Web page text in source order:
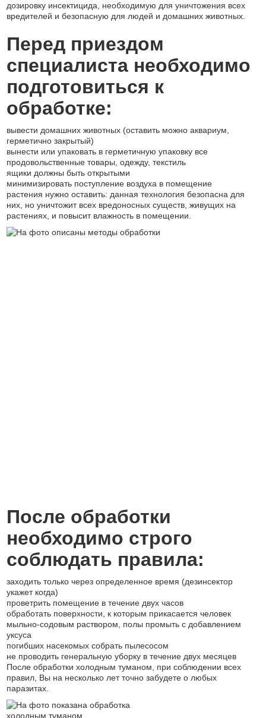
дозировку инсектицида, необходимую для уничтожения всех
вредителей и безопасную для людей и домашних животных.
Перед приездом
специалиста необходимо
подготовиться к
обработке:
вывести домашних животных (оставить можно аквариум,
герметично закрытый)
вынести или упаковать в герметичную упаковку все
продовольственные товары, одежду, текстиль
ящики должны быть открытыми
минимизировать поступление воздуха в помещение
растения нужно оставить: данная технология безопасна для
них, но уничтожит всех вредоносных существ, живущих на
растениях, и повысит влажность в помещении.
После обработки
необходимо строго
соблюдать правила:
заходить только через определенное время (дезинсектор
укажет когда)
проветрить помещение в течение двух часов
обработать поверхности, к которым прикасается человек
мыльно-содовым раствором, полы промыть с добавлением
уксуса
погибших насекомых собрать пылесосом
не проводить генеральную уборку в течение двух месяцев
После обработки холодным туманом, при соблюдении всех
правил, Вы на несколько лет точно забудете о любых
паразитах.